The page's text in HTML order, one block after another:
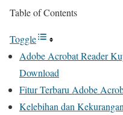
Table of Contents
Toggle
Adobe Acrobat Reader
Download
Fitur Terbaru Adobe
Kelebihan dan